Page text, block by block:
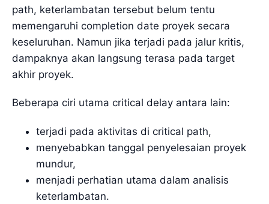
path, keterlambatan tersebut belum tentu
memengaruhi completion date proyek secara
keseluruhan. Namun jika terjadi pada jalur kritis,
dampaknya akan langsung terasa pada target
akhir proyek.
Beberapa ciri utama critical delay antara lain:
terjadi pada aktivitas di critical path,
menyebabkan tanggal penyelesaian proyek
mundur,
menjadi perhatian utama dalam analisis
keterlambatan.